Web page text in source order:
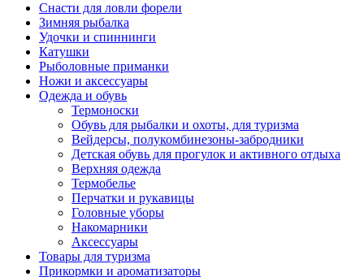
Снасти для ловли форели
Зимняя рыбалка
Удочки и спиннинги
Катушки
Рыболовные приманки
Ножи и аксессуары
Одежда и обувь
Термоноски
Обувь для рыбалки и охоты, для туризма
Вейдерсы, полукомбинезоны-забродники
Детская обувь для прогулок и активного отдыха
Верхняя одежда
Термобелье
Перчатки и рукавицы
Головные уборы
Накомарники
Аксессуары
Товары для туризма
Прикормки и ароматизаторы